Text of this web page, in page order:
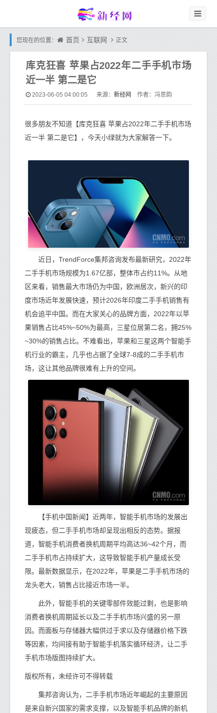
您现在的位置： 首页 互联网 正文
库克狂喜 苹果占2022年二手手机市场
近一半 第二是它
2023-06-05 04:00:05 来源： 新经网 作者：冯思韵
很多朋友不知道【库克狂喜 苹果占2022年二手手机市场
近一半 第二是它】，今天小绿就为大家解答一下。
近日，TrendForce集邦咨询发布最新研究，2022年
二手手机市场规模为1.67亿部，整体市占约11%。从地
区来看，销售最大市场仍为中国，欧洲居次，新兴的印
度市场近年发展快速，预计2026年印度二手手机销售有
机会追平中国。而在大家关心的品牌方面，2022年以苹
果销售占比45%~50%为最高，三星位居第二名，拥25%
~30%的销售占比。不难看出，苹果和三星这两个智能手
机行业的霸主，几乎也占据了全球7-8成的二手手机市
场，这让其他品牌很难有上升的空间。
【手机中国新闻】近两年，智能手机市场的发展出
现疲态，但二手手机市场却呈现出相反的态势。据报
道，智能手机消费者换机周期平均高达36~42个月，而
二手手机市占持续扩大，这导致智能手机产量成长受
限。最新数据显示，在2022年，苹果是二手手机市场的
龙头老大，销售占比接近市场一半。
此外，智能手机的关键零部件效能过剩，也是影响
消费者换机周期延长以及二手手机市场兴盛的另一原
因。而面板与存储器大幅供过于求以及存储器价格下跌
等因素，均间接有助于智能手机落实循环经济，让二手
手机市场版图持续扩大。
版权所有，未经许可不得转载
集邦咨询认为，二手手机市场近年崛起的主要原因
是来自新兴国家的需求支撑，以及智能手机品牌的新机